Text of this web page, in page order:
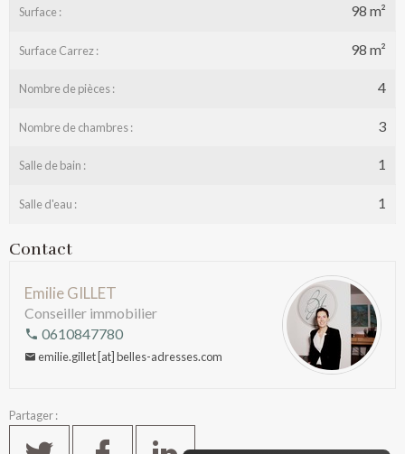
Surface : 98 m²
Surface Carrez : 98 m²
Nombre de pièces : 4
Nombre de chambres : 3
Salle de bain : 1
Salle d'eau : 1
Contact
Emilie GILLET
Conseiller immobilier
0610847780
emilie.gillet [at] belles-adresses.com
Partager :